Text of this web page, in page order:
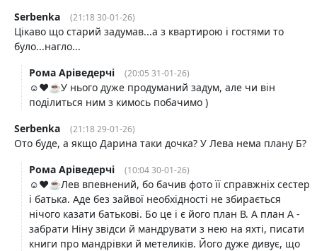
Serbenka
(21:18 30-01-26)
Цікаво що старий задумав...а з квартирою і гостями то
було...нагло...
Рома Аріведерчі
(20:05 31-01-26)
☺️❤️☕️У нього дуже продуманий задум, але чи він
поділиться ним з кимось побачимо )
Serbenka
(21:18 29-01-26)
Ото буде, а якщо Дарина таки дочка? У Лева нема плану Б?
Рома Аріведерчі
(10:04 30-01-26)
☺️❤️☕️Лев впевнений, бо бачив фото її справжніх сестер
і батька. Аде без зайвої необхідності не збирається
нічого казати батькові. Бо це і є його план В. А план А -
забрати Ніну звідси й мандрувати з нею на яхті, писати
книги про мандрівки й метеликів. Його дуже дивує, що